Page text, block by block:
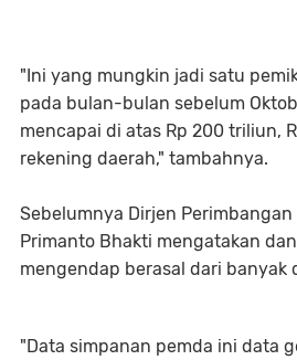
"Ini yang mungkin jadi satu
pada bulan-bulan sebelum
mencapai di atas Rp 200 triliun,
rekening daerah," tambahnya.
Sebelumnya Dirjen
Primanto Bhakti mengatakan
mengendap berasal dari banyak
"Data simpanan pemda ini data